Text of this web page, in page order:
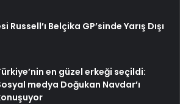
Russell’ı Belçika GP’sinde Yarış Dışı
en güzel erkeği seçildi:
medya Doğukan Navdar’ı